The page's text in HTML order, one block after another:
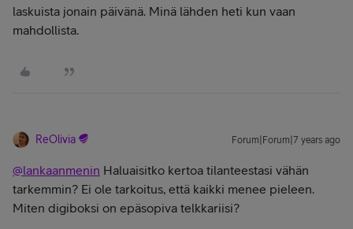
laskuista jonain päivänä. Minä lähden heti kun vaan
mahdollista.
ReOlivia Forum|Forum|7 years ago
@lankaanmenin Haluaisitko kertoa tilanteestasi vähän
tarkemmin? Ei ole tarkoitus, että kaikki menee pieleen.
Miten digiboksi on epäsopiva telkkariisi?